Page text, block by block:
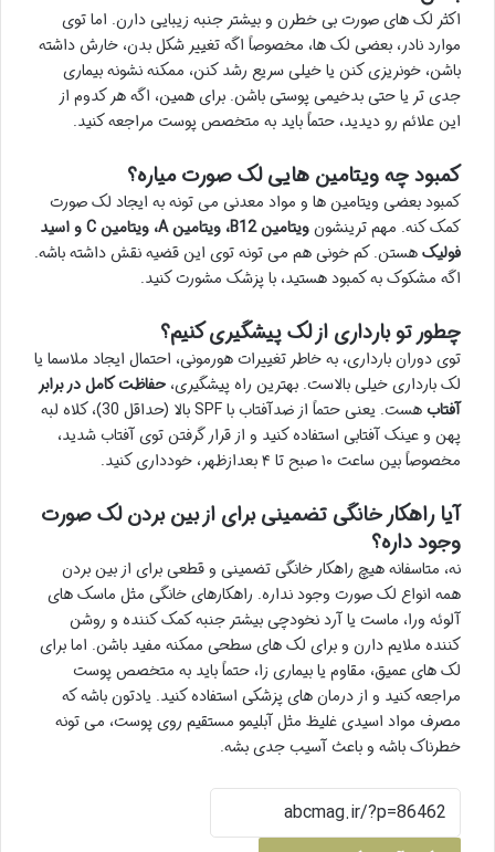
اکثر لک های صورت بی خطرن و بیشتر جنبه زیبایی دارن. اما توی
موارد نادر، بعضی لک ها، مخصوصاً اگه تغییر شکل بدن، خارش داشته
باشن، خونریزی کنن یا خیلی سریع رشد کنن، ممکنه نشونه بیماری
جدی تر یا حتی بدخیمی پوستی باشن. برای همین، اگه هر کدوم از
این علائم رو دیدید، حتماً باید به متخصص پوست مراجعه کنید.
کمبود چه ویتامین هایی لک صورت میاره؟
کمبود بعضی ویتامین ها و مواد معدنی می تونه به ایجاد لک صورت
کمک کنه. مهم ترینشون
ویتامین B12، ویتامین A، ویتامین C و اسید
فولیکهستن. کم خونی هم می تونه توی این قضیه نقش داشته باشه.
اگه مشکوک به کمبود هستید، با پزشک مشورت کنید.
چطور تو بارداری از لک پیشگیری کنیم؟
توی دوران بارداری، به خاطر تغییرات هورمونی، احتمال ایجاد ملاسما یا
لک بارداری خیلی بالاست. بهترین راه پیشگیری، حفاظت کامل در برابر
آفتاب
هست. یعنی حتماً از ضدآفتاب با SPF بالا (حداقل 30)، کلاه لبه
پهن و عینک آفتابی استفاده کنید و از قرار گرفتن توی آفتاب شدید،
مخصوصاً بین ساعت ۱۰ صبح تا ۴ بعدازظهر، خودداری کنید.
آیا راهکار خانگی تضمینی برای از بین بردن لک صورت
وجود داره؟
نه، متاسفانه هیچ راهکار خانگی تضمینی و قطعی برای از بین بردن
همه انواع لک صورت وجود نداره. راهکارهای خانگی مثل ماسک های
آلوئه ورا، ماست یا آرد نخودچی بیشتر جنبه کمک کننده و روشن
کننده ملایم دارن و برای لک های سطحی ممکنه مفید باشن. اما برای
لک های عمیق، مقاوم یا بیماری زا، حتماً باید به متخصص پوست
مراجعه کنید و از درمان های پزشکی استفاده کنید. یادتون باشه که
مصرف مواد اسیدی غلیظ مثل آبلیمو مستقیم روی پوست، می تونه
خطرناک باشه و باعث آسیب جدی بشه.